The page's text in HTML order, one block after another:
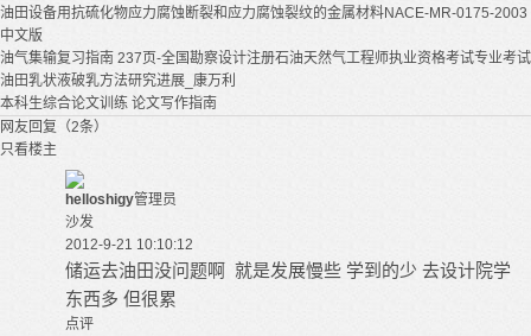
油田设备用抗硫化物应力腐蚀断裂和应力腐蚀裂纹的金属材料NACE-MR-0175-2003
中文版
油气集输复习指南 237页-全国勘察设计注册石油天然气工程师执业资格考试专业考试
油田乳状液破乳方法研究进展_康万利
本科生综合论文训练 论文写作指南
网友回复（2条）
只看楼主
helloshigy管理员
沙发
2012-9-21 10:10:12
储运去油田没问题啊 就是发展慢些 学到的少 去设计院学
东西多 但很累
点评